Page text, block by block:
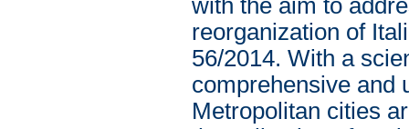
with the aim to
reorganization of
56/2014. With a
comprehensive and
Metropolitan cities